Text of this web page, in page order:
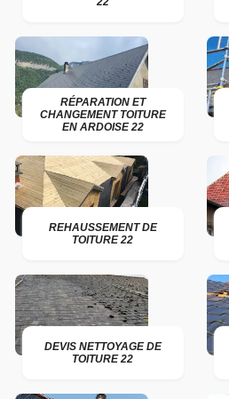
RÉPARATION ET
CHANGEMENT TOITURE
EN ARDOISE 22
REHAUSSEMENT DE
TOITURE 22
DEVIS NETTOYAGE DE
TOITURE 22